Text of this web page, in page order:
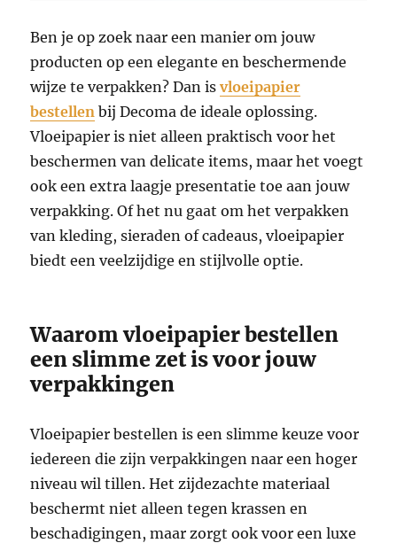
Ben je op zoek naar een manier om jouw
producten op een elegante en beschermende
wijze te verpakken? Dan isvloeipapier
bestellen bij Decoma de ideale oplossing.
Vloeipapier is niet alleen praktisch voor het
beschermen van delicate items, maar het voegt
ook een extra laagje presentatie toe aan jouw
verpakking. Of het nu gaat om het verpakken
van kleding, sieraden of cadeaus, vloeipapier
biedt een veelzijdige en stijlvolle optie.
Waarom vloeipapier bestellen
een slimme zet is voor jouw
verpakkingen
Vloeipapier bestellen is een slimme keuze voor
iedereen die zijn verpakkingen naar een hoger
niveau wil tillen. Het zijdezachte materiaal
beschermt niet alleen tegen krassen en
beschadigingen, maar zorgt ook voor een luxe